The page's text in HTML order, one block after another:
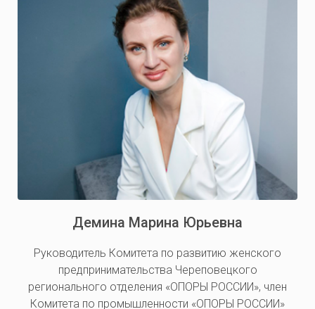
Демина Марина Юрьевна
Руководитель Комитета по развитию женского
предпринимательства Череповецкого
регионального отделения «ОПОРЫ РОССИИ», член
Комитета по промышленности «ОПОРЫ РОССИИ»